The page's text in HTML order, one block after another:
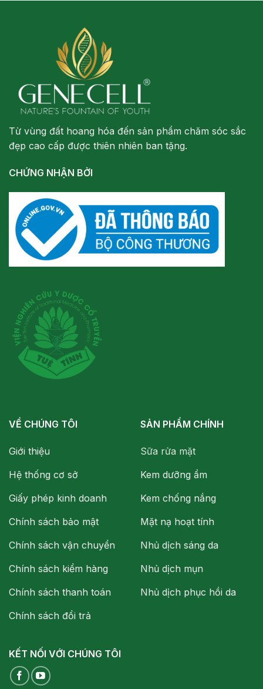
Từ vùng đất hoang hóa đến sản phẩm chăm sóc sắc
đẹp cao cấp được thiên nhiên ban tặng.
CHỨNG NHẬN BỞI
VỀ CHÚNG TÔI
Giới thiệu
Hệ thống cơ sở
Giấy phép kinh doanh
Chính sách bảo mật
Chính sách vận chuyển
Chính sách kiểm hàng
Chính sách thanh toán
Chính sách đổi trả
SẢN PHẨM CHÍNH
Sữa rửa mặt
Kem dưỡng ẩm
Kem chống nắng
Mặt nạ hoạt tính
Nhủ dịch sáng da
Nhủ dịch mụn
Nhủ dịch phục hồi da
KẾT NỐI VỚI CHÚNG TÔI